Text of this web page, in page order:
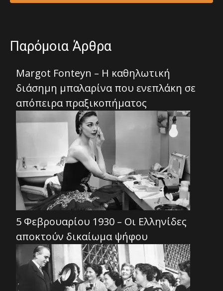
Παρόμοια Άρθρα
Margot Fonteyn – Η καθηλωτική
διάσημη μπαλαρίνα που ενεπλάκη σε
απόπειρα πραξικοπήματος
5 Φεβρουαρίου 1930 – Οι Ελληνίδες
αποκτούν δικαίωμα ψήφου